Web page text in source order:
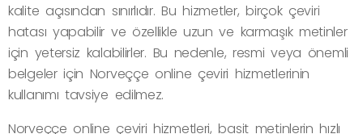
kalite açısından sınırlıdır. Bu hizmetler, birçok çeviri
hatası yapabilir ve özellikle uzun ve karmaşık metinler
için yetersiz kalabilirler. Bu nedenle, resmi veya önemli
belgeler için Norveççe online çeviri hizmetlerinin
kullanımı tavsiye edilmez.
Norveççe online çeviri hizmetleri, basit metinlerin hızlı